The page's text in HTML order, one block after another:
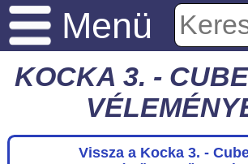
Menü
KOCKA 3. -
Vissza a Kocka 3. -